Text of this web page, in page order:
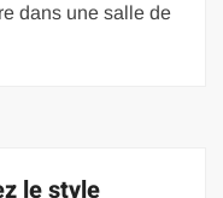
dans une salle de
le style